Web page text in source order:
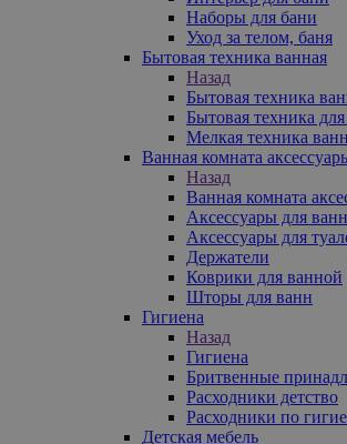
Наборы для бани
Уход за телом, баня
Бытовая техника ванная
Назад
Бытовая техника
Бытовая техника для
Мелкая техника
Ванная комната
Назад
Ванная комната
Аксессуары для ванн
Аксессуары для
Держатели
Коврики для ванной
Шторы для ванн
Гигиена
Назад
Гигиена
Бритвенные
Расходники детство
Расходники по
Детская мебель